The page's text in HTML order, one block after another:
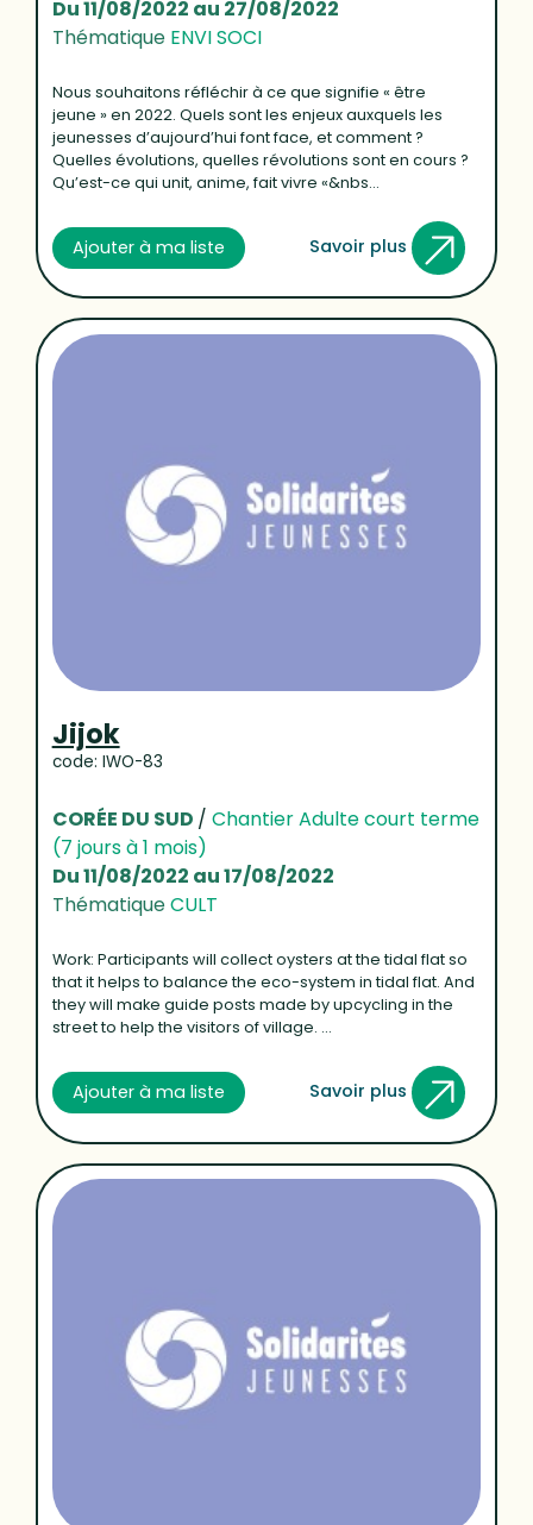
Du 11/08/2022 au 27/08/2022
Thématique ENVI SOCI
Nous souhaitons réfléchir à ce que signifie « être
jeune » en 2022. Quels sont les enjeux auxquels les
jeunesses d’aujourd’hui font face, et comment ?
Quelles évolutions, quelles révolutions sont en cours ?
Qu’est-ce qui unit, anime, fait vivre «&nbs...
Ajouter à ma liste Savoir plus
Jijok
code: IWO-83
CORÉE DU SUD / Chantier Adulte court terme
(7 jours à 1 mois)
Du 11/08/2022 au 17/08/2022
ThématiqueCULT
Work: Participants will collect oysters at the tidal flat so
that it helps to balance the eco-system in tidal flat. And
they will make guide posts made by upcycling in the
street to help the visitors of village. ...
Ajouter à ma liste Savoir plus